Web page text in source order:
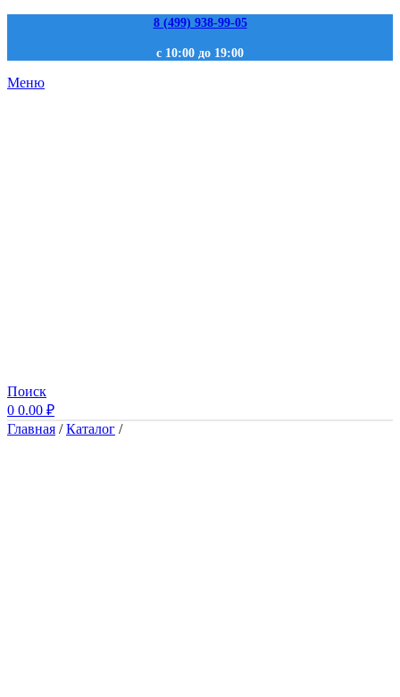
8 (499) 938-99-05
с 10:00 до 19:00
Меню
Поиск
0 0.00 ₽
Главная /Каталог /